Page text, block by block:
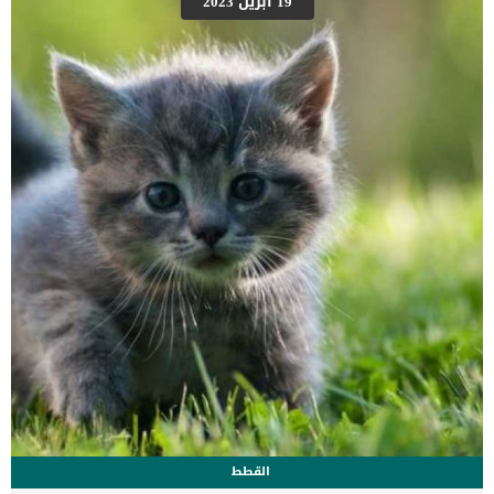
الممكن أن يؤدي ذلك إلى موت الكلب. ما هي مضاعفات التهاب
البنكرياس؟ غالبًا ما يتطور مرض التهاب البنكرياس بشكل سريع لدى
الكلاب. وغالبًا ما يتم علاج هذه الحالة دون حدوث أي أضرار دائمة على صحة
الكلب وأجهزة جسمه المختلفة. ومن الضروري أن نحرص على سرعة علاج
التهاب البنكرياس في الكلاب حتى لا تحدث […]
القطط